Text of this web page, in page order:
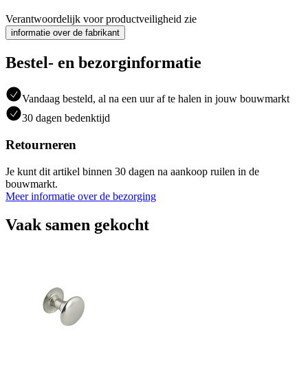
Verantwoordelijk voor productveiligheid zie
informatie over de fabrikant
Bestel- en bezorginformatie
Vandaag besteld, al na een uur af te halen in jouw bouwmarkt
30 dagen bedenktijd
Retourneren
Je kunt dit artikel binnen 30 dagen na aankoop ruilen in de
bouwmarkt.
Meer informatie over de bezorging
Vaak samen gekocht